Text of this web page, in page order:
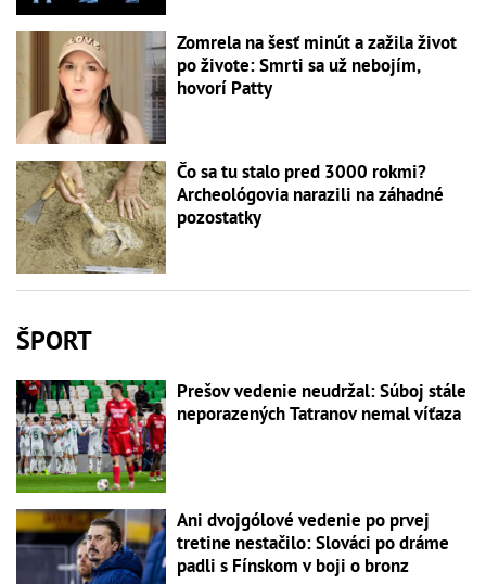
Zomrela na šesť minút a zažila život
po živote: Smrti sa už nebojím,
hovorí Patty
Čo sa tu stalo pred 3000 rokmi?
Archeológovia narazili na záhadné
pozostatky
ŠPORT
Prešov vedenie neudržal: Súboj stále
neporazených Tatranov nemal víťaza
Ani dvojgólové vedenie po prvej
tretine nestačilo: Slováci po dráme
padli s Fínskom v boji o bronz